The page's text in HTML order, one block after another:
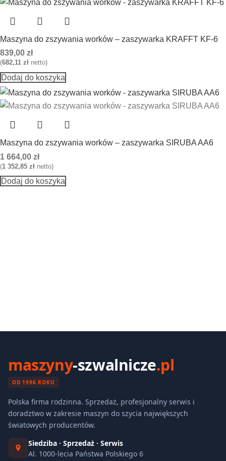
Maszyna do zszywania worków – zaszywarka KRAFFT KF-6
839,00 zł
(682,11 zł netto)
Dodaj do koszyka
Maszyna do zszywania worków – zaszywarka SIRUBA AA6
1 664,00 zł
(1 352,85 zł netto)
Dodaj do koszyka
maszyny-szwalnicze.pl
OD 1996 ROKU
Polska firma rodzinna. Sprzedaż, profesjonalny serwis i
doradztwo w zakresie maszyn do szycia największych
światowych producentów.
Siedziba · Sprzedaż · Serwis
Al. 1000-lecia Państwa Polskiego 6